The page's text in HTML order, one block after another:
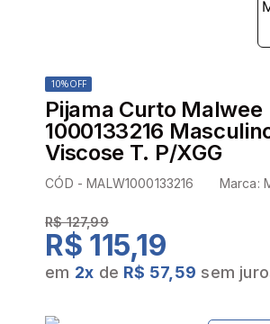
10%OFF
Pijama Curto Malwee
1000133216
Viscose T. P/XGG
CÓD -MALW1000133216 Marca:
R$ 127,99
R$ 115,19
em 2x de R$ 57,59 sem